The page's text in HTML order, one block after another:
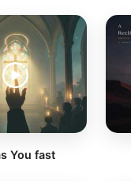
You fast